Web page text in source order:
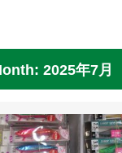
2025年7月